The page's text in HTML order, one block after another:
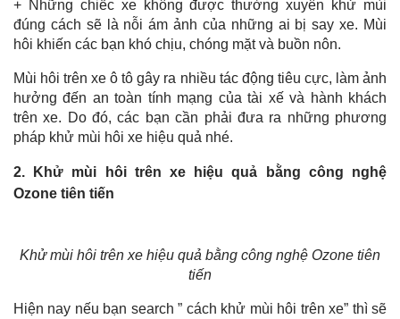
+ Những chiếc xe không được thường xuyên khử mùi
đúng cách sẽ là nỗi ám ảnh của những ai bị say xe. Mùi
hôi khiến các bạn khó chịu, chóng mặt và buồn nôn.
Mùi hôi trên xe ô tô gây ra nhiều tác động tiêu cực, làm ảnh
hưởng đến an toàn tính mạng của tài xế và hành khách
trên xe. Do đó, các bạn cần phải đưa ra những phương
pháp khử mùi hôi xe hiệu quả nhé.
2. Khử mùi hôi trên xe hiệu quả bằng công nghệ
Ozone tiên tiến
Khử mùi hôi trên xe hiệu quả bằng công nghệ Ozone tiên
tiến
Hiện nay nếu bạn search ” cách khử mùi hôi trên xe” thì sẽ